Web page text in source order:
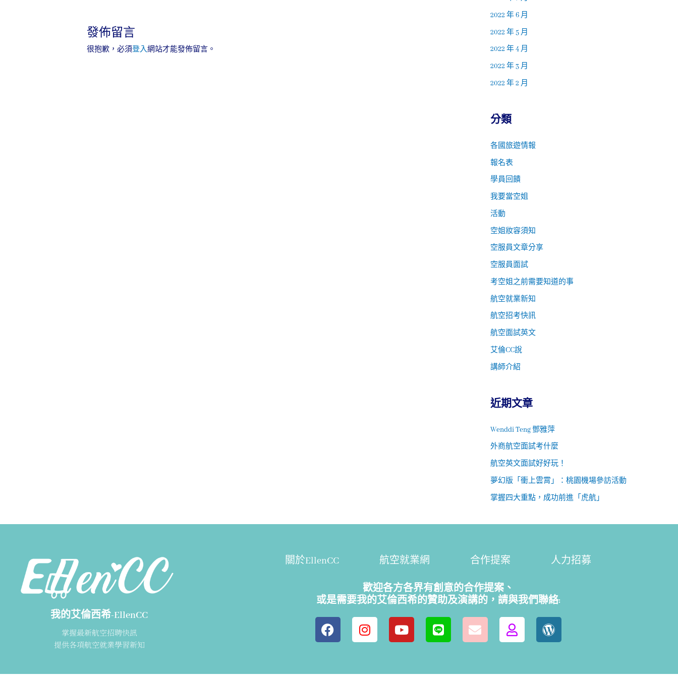
發佈留言
很抱歉，必須登入網站才能發佈留言。
2022 年 6 月
2022 年 5 月
2022 年 4 月
2022 年 3 月
2022 年 2 月
分類
各國旅遊情報
報名表
學員回饋
我要當空姐
活動
空姐妝容須知
空服員文章分享
空服員面試
考空姐之前需要知道的事
航空就業新知
航空招考快訊
航空面試英文
艾倫CC說
講師介紹
近期文章
Wenddi Teng 鄧雅萍
外商航空面試考什麼
航空英文面試好好玩！
夢幻版「衝上雲霄」：桃園機場參訪活動
掌握四大重點，成功前進「虎航」
我的艾倫西希-EllenCC
掌握最新航空招聘快訊
提供各項航空就業學習新知
關於EllenCC 航空就業網 合作提案 人力招募
歡迎各方各界有創意的合作提案、
或是需要我的艾倫西希的贊助及演講的，請與我們聯絡: